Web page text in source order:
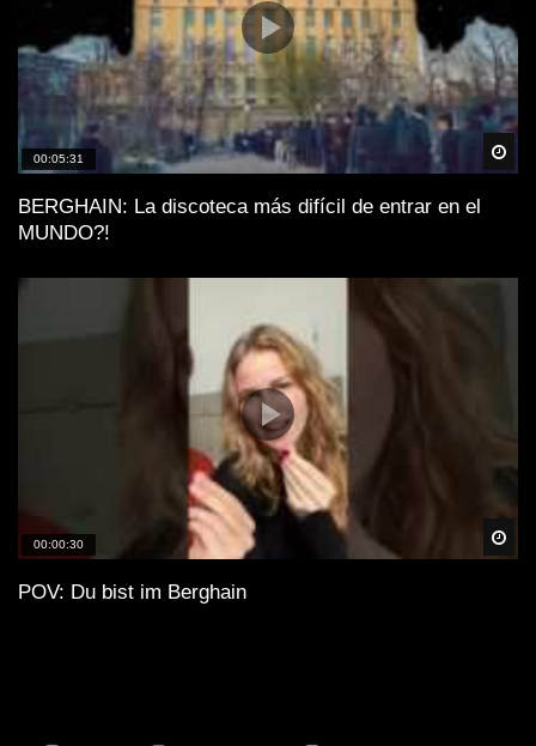
00:05:31
BERGHAIN: La discoteca más difícil de entrar en el
MUNDO?!
00:00:30
POV: Du bist im Berghain